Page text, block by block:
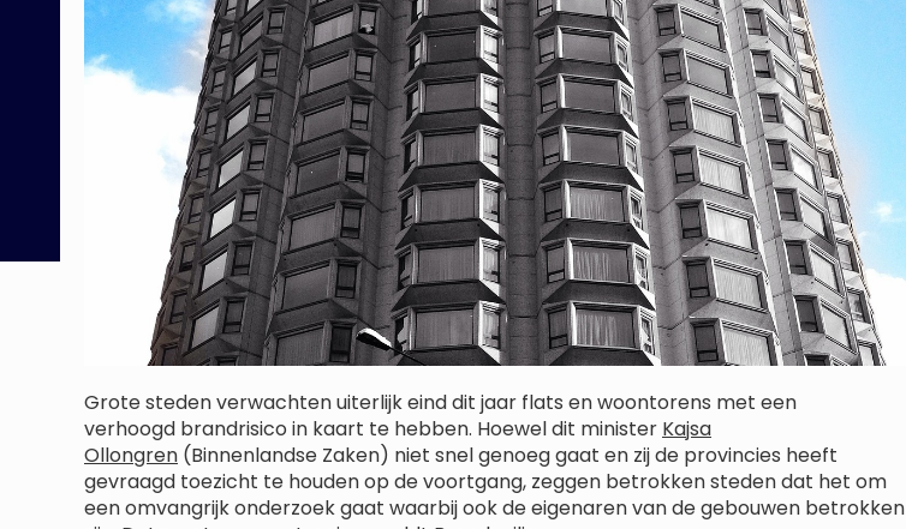
Grote steden verwachten uiterlijk eind dit jaar flats en woontorens met een
verhoogd brandrisico in kaart te hebben. Hoewel dit minister Kajsa
Ollongren (Binnenlandse Zaken) niet snel genoeg gaat en zij de provincies heeft
gevraagd toezicht te houden op de voortgang, zeggen betrokken steden dat het om
een omvangrijk onderzoek gaat waarbij ook de eigenaren van de gebouwen betrokken